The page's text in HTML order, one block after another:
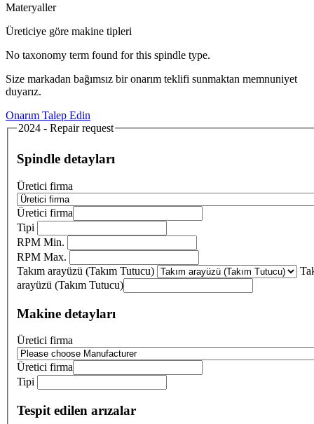
Materyaller
Üreticiye göre makine tipleri
No taxonomy term found for this spindle type.
Size markadan bağımsız bir onarım teklifi sunmaktan memnuniyet
duyarız.
Onarım Talep Edin
2024 - Repair request
Spindle detayları
Üretici firma
Üretici firma
Tipi
RPM Min.
RPM Max.
Takım arayüzü (Takım Tutucu)
arayüzü (Takım Tutucu)
Makine detayları
Üretici firma
Üretici firma
Tipi
Tespit edilen arızalar